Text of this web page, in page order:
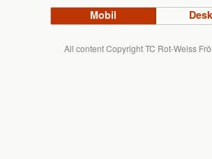
Mobil
All content Copyright TC Rot-Weiss